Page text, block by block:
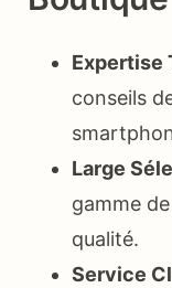
Expertise
conseils
Large
gamme
qualité.
Service